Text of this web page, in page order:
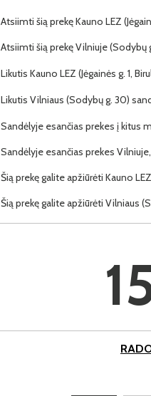
Atsiimti šią prekę Kauno LEZ
Atsiimti šią prekę Vilniuje (Sodybų
Likutis Kauno LEZ (Jėgainės g. 1,
Likutis Vilniaus (Sodybų g. 30)
Sandėlyje esančias prekes į kitus
Sandėlyje esančias prekes
Šią prekę galite apžiūrėti Kauno
Šią prekę galite apžiūrėti Vilniaus